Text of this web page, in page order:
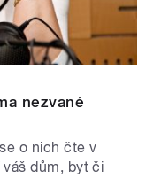
nezvané
o nich čte v
dům, byt či